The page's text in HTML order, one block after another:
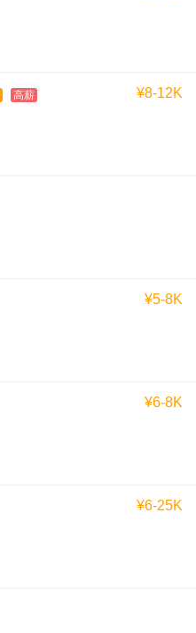
高薪 ¥8-12K
¥5-8K
¥6-8K
¥6-25K